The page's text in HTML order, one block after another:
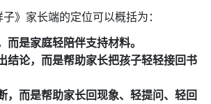
》家长端的定位可以概括为：
而是家庭轻陪伴支持材料。
结论，而是帮助家长把孩子轻轻接回书
，而是帮助家长回现象、轻提问、轻回